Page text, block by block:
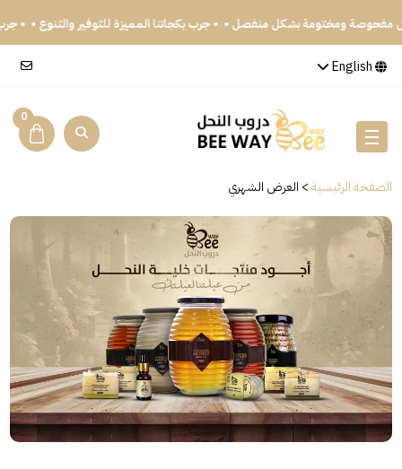
مفحوصة ومختومة بشكل منفصل • • جرب بكجاتنا المميزة للتوفير والتنوع • •
English
0
الصفحة الرئيسية> العرض الشهري